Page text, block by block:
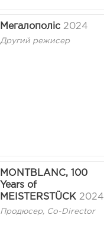
Мегалополіс 2024
Другий режисер
MONTBLANC, 100
Years of
MEISTERSTÜCK 2024
Продюсер, Co-Director